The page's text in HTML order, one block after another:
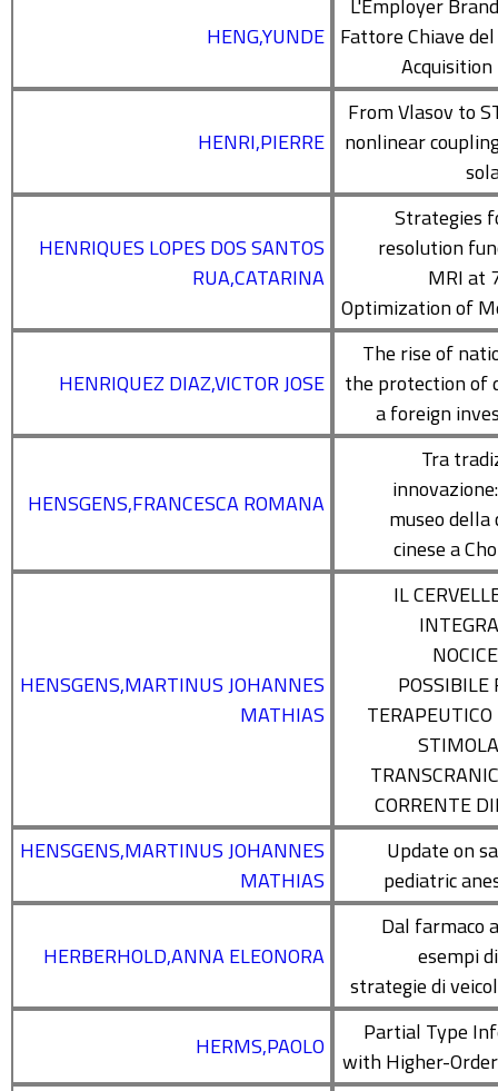
HENG,YUNDE
L'Employer
Fattore Chiave
Acquisition
HENRI,PIERRE
From Vlasov to
nonlinear
HENRIQUES LOPES DOS SANTOS
RUA,CATARINA
Strategies
resolution
MRI at
Optimization of
HENRIQUEZ DIAZ,VICTOR JOSE
The rise of
the protection of
a foreign
HENSGENS,FRANCESCA ROMANA
Tra
museo
cinese a
HENSGENS,MARTINUS JOHANNES
MATHIAS
IL
POSSIBILE
CORRENTE
HENSGENS,MARTINUS JOHANNES
MATHIAS
Update on
pediatric
HERBERHOLD,ANNA ELEONORA
Dal farmaco
esempi
strategie di
HERMS,PAOLO
Partial Type
with Higher-